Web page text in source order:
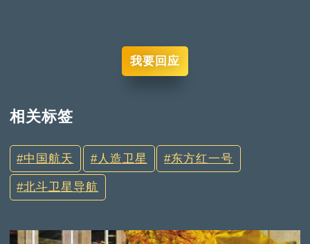
我要回应
相关标签
中国航天 人造卫星 东方红一号
北斗卫星导航